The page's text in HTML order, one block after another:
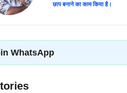
छाप बनाने का काम किया है।
WhatsApp